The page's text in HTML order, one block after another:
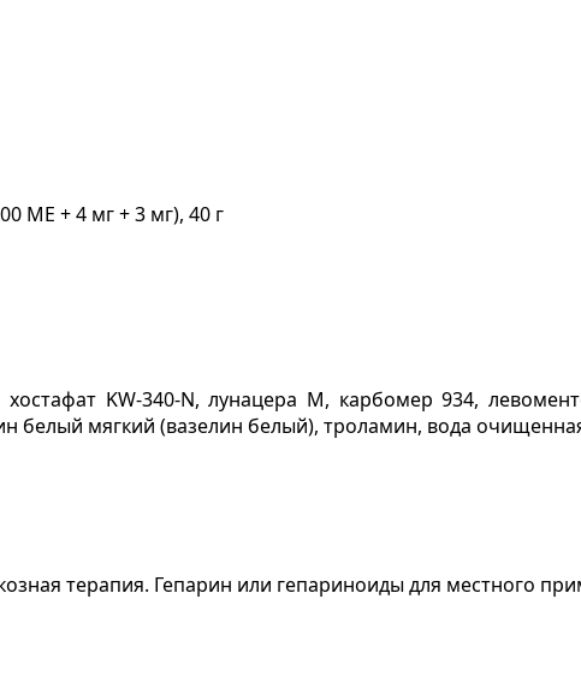
МЕ + 4 мг + 3 мг), 40 г
KW-340-N, лунацера М, карбомер 934,
белый мягкий (вазелин белый), троламин, вода
терапия. Гепарин или гепариноиды для местного